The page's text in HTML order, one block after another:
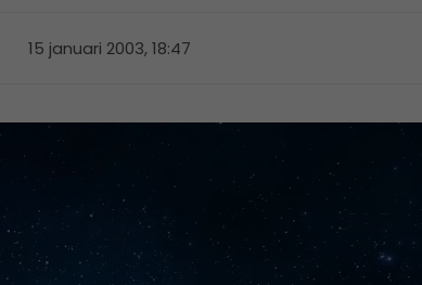
15 januari 2003, 18:47